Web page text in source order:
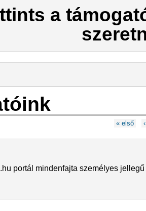
a
« első
portál mindenfajta személyes